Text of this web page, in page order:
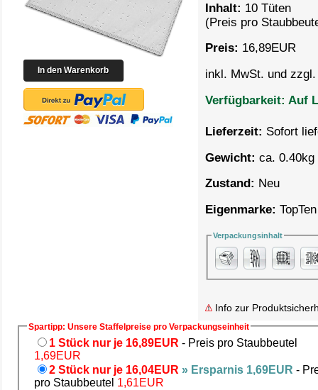
Inhalt: 10 Tüten
(Preis pro
Preis: 16,89EUR
inkl. MwSt. und
Verfügbarkeit: Auf
Lieferzeit: Sofort
Gewicht: ca. 0.40kg
Zustand: Neu
Eigenmarke: TopTen
Verpackungsinhalt
Info zur
Spartipp: Unsere Staffelpreise pro Verpackungseinheit
1 Stück nur je 16,89EUR - Preis pro Staubbeutel
1,69EUR
2 Stück nur je 16,04EUR » Ersparnis 1,69EUR -
pro Staubbeutel 1,61EUR